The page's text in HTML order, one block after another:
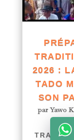
2026 :
TADO
SON
parYawo